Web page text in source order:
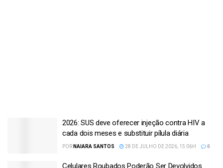
2026: SUS deve oferecer injeção contra HIV a
cada dois meses e substituir pílula diária
POR NAIARA SANTOS 28 DE JULHO DE 2026, 15:06H 0
Celulares Roubados Poderão Ser Devolvidos